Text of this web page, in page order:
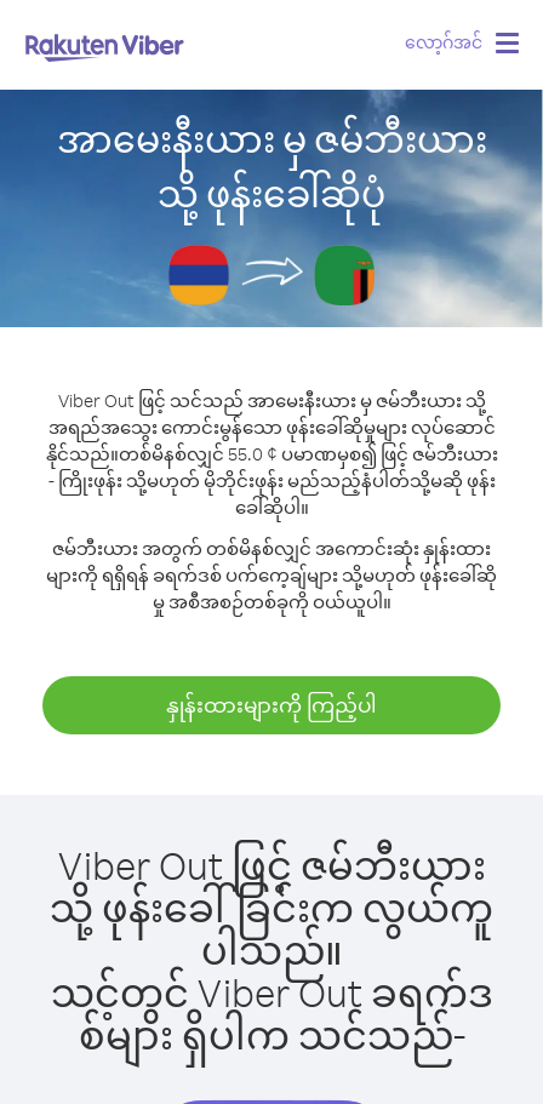
လော့ဂ်အင်
အာမေးနီးယား မှ ဇမ်ဘီးယား
သို့ ဖုန်းခေါ်ဆိုပုံ
Viber Out ဖြင့် သင်သည် အာမေးနီးယား မှ ဇမ်ဘီးယား သို့
အရည်အသွေး ကောင်းမွန်သော ဖုန်းခေါ်ဆိုမှုများ လုပ်ဆောင်
နိုင်သည်။တစ်မိနစ်လျှင် 55.0 ¢ ပမာဏမှစ၍ ဖြင့် ဇမ်ဘီးယား
- ကြိုးဖုန်း သို့မဟုတ် မိုဘိုင်းဖုန်း မည်သည့်နံပါတ်သို့မဆို ဖုန်း
ခေါ်ဆိုပါ။
ဇမ်ဘီးယား အတွက် တစ်မိနစ်လျှင် အကောင်းဆုံး နှုန်းထား
များကို ရရှိရန် ခရက်ဒစ် ပက်ကေ့ချ်များ သို့မဟုတ် ဖုန်းခေါ်ဆို
မှု အစီအစဉ်တစ်ခုကို ဝယ်ယူပါ။
နှုန်းထားများကို ကြည့်ပါ
Viber Out ဖြင့် ဇမ်ဘီးယား
သို့ ဖုန်းခေါ်ခြင်းက လွယ်ကူ
ပါသည်။
သင့်တွင် Viber Out ခရက်ဒ
စ်များ ရှိပါက သင်သည်-